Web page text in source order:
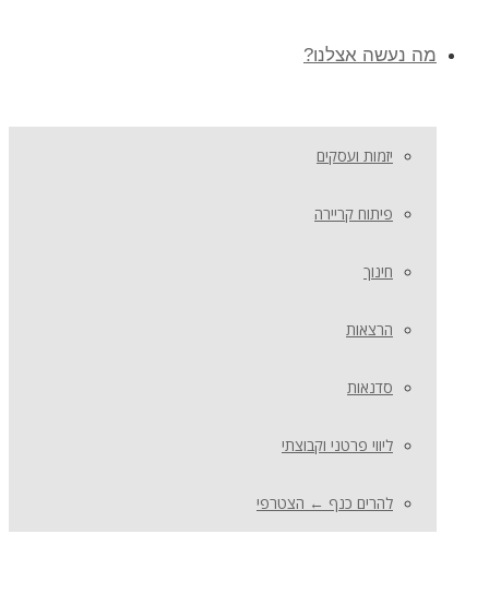
מה נעשה אצלנו?
יזמות ועסקים
פיתוח קריירה
חינוך
הרצאות
סדנאות
ליווי פרטני וקבוצתי
להרים כנף ← הצטרפי